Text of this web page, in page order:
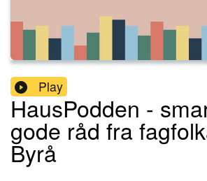
Play
HausPodden -
gode råd fra
Byrå